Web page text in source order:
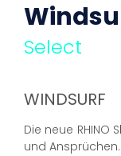
Select
WINDSURF
Die neue
und